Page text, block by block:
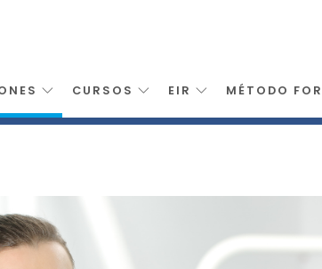
Higiene Bucodental >Tecnico Superior
CURSOS EIR MÉTODO